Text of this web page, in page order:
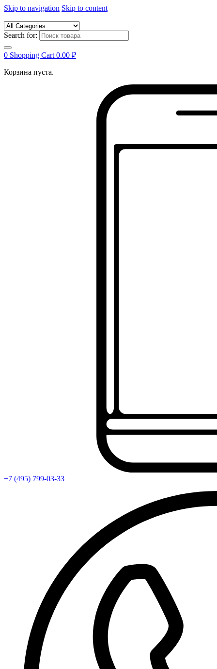
Skip to navigation Skip to content
Search for:
0 Shopping Cart 0.00 ₽
Корзина пуста.
+7 (495) 799-03-33